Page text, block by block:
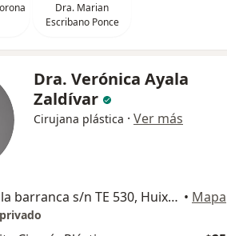
Dra. Marian
Escribano Ponce
Dra. Verónica Ayala
Zaldívar
Cirujana plástica · Ver más
Vialidad de la barranca s/n TE 530, Huixquilucan • Mapa